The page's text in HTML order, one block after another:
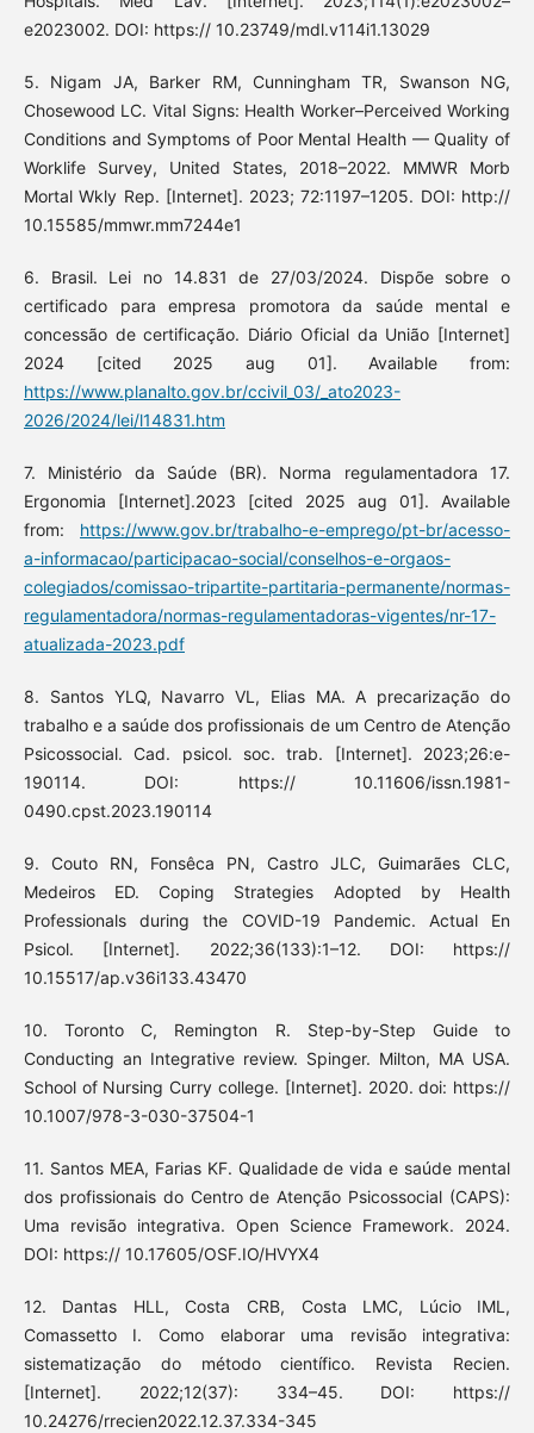
e2023002. DOI: https:// 10.23749/mdl.v114i1.13029
5. Nigam JA, Barker RM, Cunningham TR, Swanson NG,
Chosewood LC. Vital Signs: Health Worker–Perceived Working
Conditions and Symptoms of Poor Mental Health — Quality of
Worklife Survey, United States, 2018–2022. MMWR Morb
Mortal Wkly Rep. [Internet]. 2023; 72:1197–1205. DOI: http://
10.15585/mmwr.mm7244e1
6. Brasil. Lei no 14.831 de 27/03/2024. Dispõe sobre o
certificado para empresa promotora da saúde mental e
concessão de certificação. Diário Oficial da União [Internet]
2024 [cited 2025 aug 01]. Available from:
https://www.planalto.gov.br/ccivil_03/_ato2023-
2026/2024/lei/l14831.htm
7. Ministério da Saúde (BR). Norma regulamentadora 17.
Ergonomia [Internet].2023 [cited 2025 aug 01]. Available
from: https://www.gov.br/trabalho-e-emprego/pt-br/acesso-
a-informacao/participacao-social/conselhos-e-orgaos-
colegiados/comissao-tripartite-partitaria-permanente/normas-
regulamentadora/normas-regulamentadoras-vigentes/nr-17-
atualizada-2023.pdf
8. Santos YLQ, Navarro VL, Elias MA. A precarização do
trabalho e a saúde dos profissionais de um Centro de Atenção
Psicossocial. Cad. psicol. soc. trab. [Internet]. 2023;26:e-
190114. DOI: https:// 10.11606/issn.1981-
0490.cpst.2023.190114
9. Couto RN, Fonsêca PN, Castro JLC, Guimarães CLC,
Medeiros ED. Coping Strategies Adopted by Health
Professionals during the COVID-19 Pandemic. Actual En
Psicol. [Internet]. 2022;36(133):1–12. DOI: https://
10.15517/ap.v36i133.43470
10. Toronto C, Remington R. Step-by-Step Guide to
Conducting an Integrative review. Spinger. Milton, MA USA.
School of Nursing Curry college. [Internet]. 2020. doi: https://
10.1007/978-3-030-37504-1
11. Santos MEA, Farias KF. Qualidade de vida e saúde mental
dos profissionais do Centro de Atenção Psicossocial (CAPS):
Uma revisão integrativa. Open Science Framework. 2024.
DOI: https:// 10.17605/OSF.IO/HVYX4
12. Dantas HLL, Costa CRB, Costa LMC, Lúcio IML,
Comassetto I. Como elaborar uma revisão integrativa:
sistematização do método científico. Revista Recien.
[Internet]. 2022;12(37): 334–45. DOI: https://
10.24276/rrecien2022.12.37.334-345